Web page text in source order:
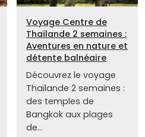
Voyage Centre de
Thaïlande 2 semaines :
Aventures en nature et
détente balnéaire
Découvrez le voyage
Thaïlande 2 semaines :
des temples de
Bangkok aux plages
de...